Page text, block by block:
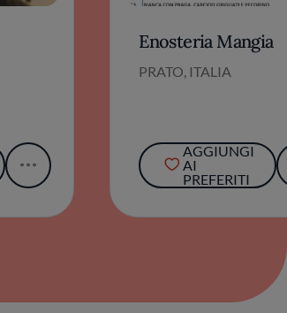
Enosteria Mangia
PRATO, ITALIA
AGGIUNGI
AI
PREFERITI